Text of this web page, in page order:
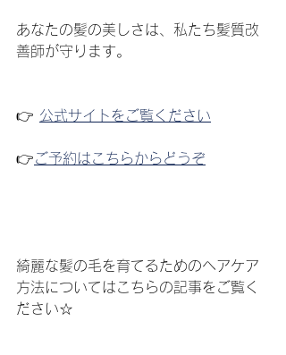
あなたの髪の美しさは、私たち髪質改
善師が守ります。
👉 公式サイトをご覧ください
👉ご予約はこちらからどうぞ
綺麗な髪の毛を育てるためのヘアケア
方法についてはこちらの記事をご覧く
ださい☆